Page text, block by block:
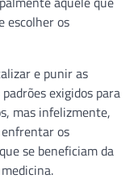
escolher os
e punir as
exigidos para
mas infelizmente,
os
se beneficiam da